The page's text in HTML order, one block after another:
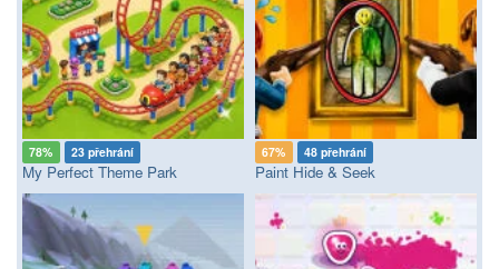
78% 23 přehrání
My Perfect Theme Park
67% 48 přehrání
Paint Hide & Seek